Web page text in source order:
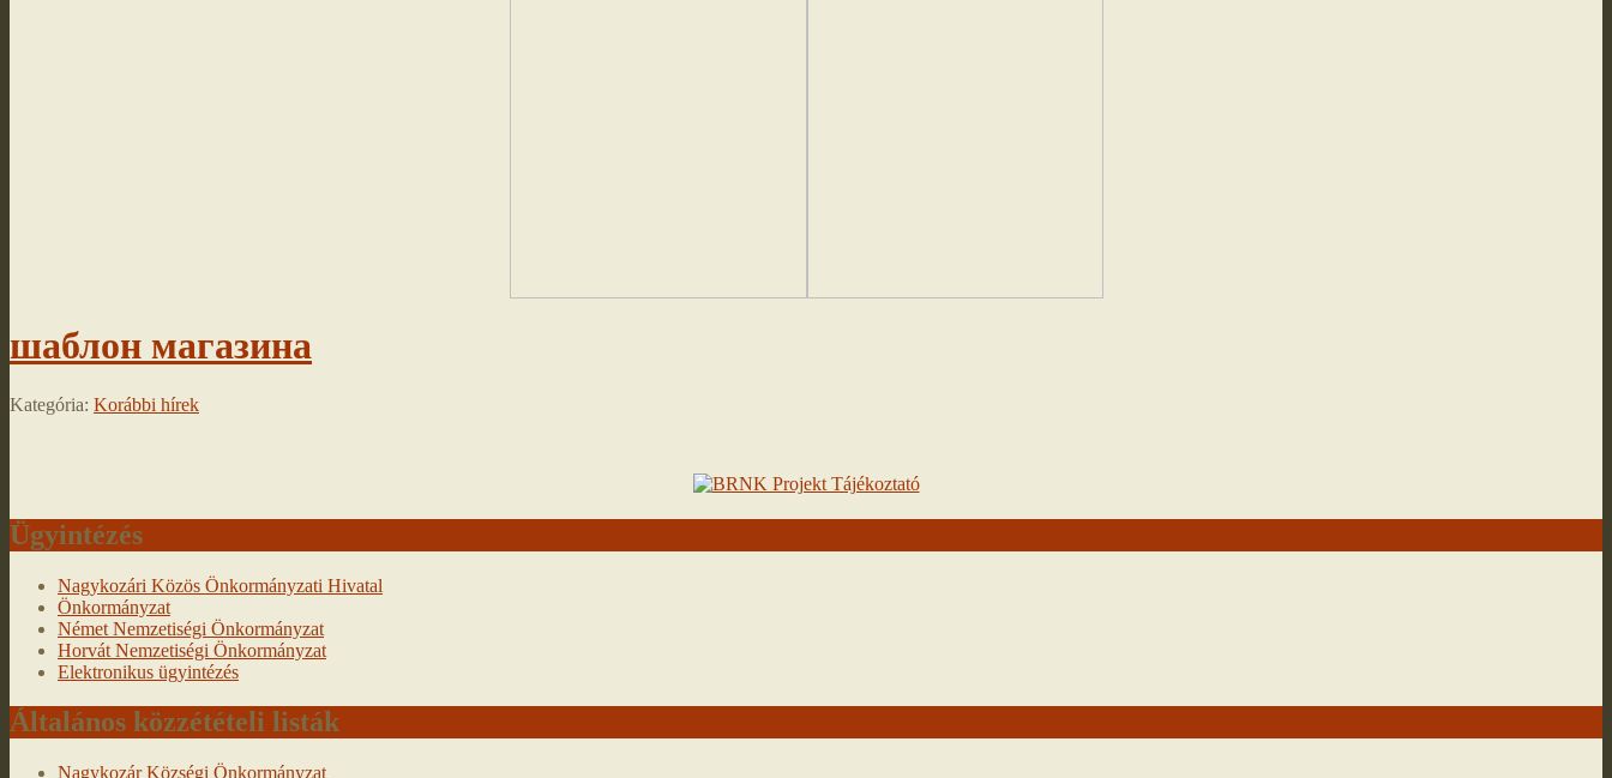
шаблон магазина
Kategória: Korábbi hírek
Ügyintézés
Nagykozári Közös Önkormányzati Hivatal
Önkormányzat
Német Nemzetiségi Önkormányzat
Horvát Nemzetiségi Önkormányzat
Elektronikus ügyintézés
Általános közzétételi listák
Nagykozár Községi Önkormányzat